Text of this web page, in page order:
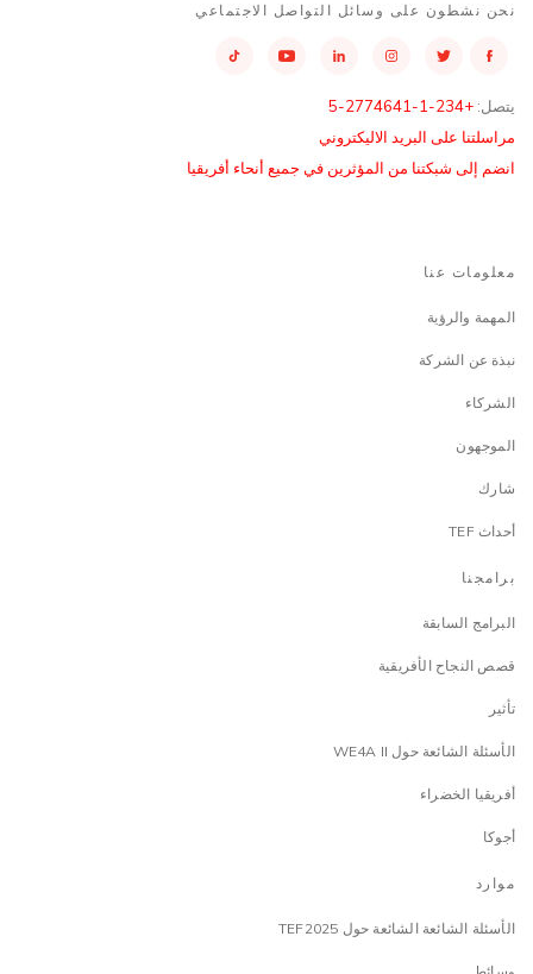
نحن نشطون على وسائل التواصل الاجتماعي
يتصل: +234-1-2774641-5
مراسلتنا على البريد الاليكتروني
انضم إلى شبكتنا من المؤثرين في جميع أنحاء أفريقيا
معلومات عنا
المهمة والرؤية
نبذة عن الشركة
الشركاء
الموجهون
شارك
أحداث TEF
برامجنا
البرامج السابقة
قصص النجاح الأفريقية
تأثير
الأسئلة الشائعة حول WE4A II
أفريقيا الخضراء
أجوكا
موارد
الأسئلة الشائعة الشائعة حول TEF2025